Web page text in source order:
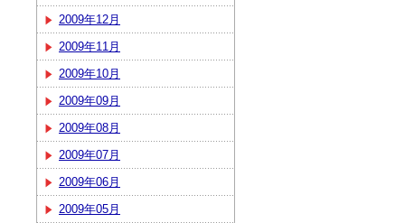
2009年12月
2009年11月
2009年10月
2009年09月
2009年08月
2009年07月
2009年06月
2009年05月